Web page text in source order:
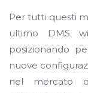
Per tutti questi
ultimo DMS
posizionando
nuove
nel mercato